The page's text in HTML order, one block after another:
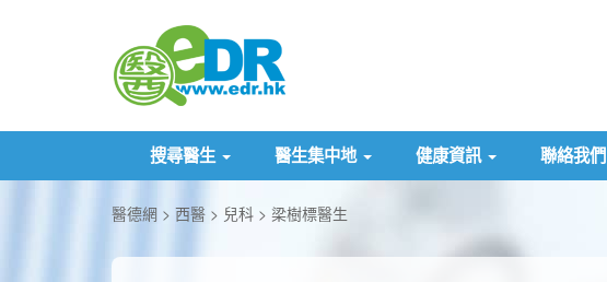
搜尋醫生 醫生集中地 健康資訊 聯絡我們
醫德網 西醫 兒科 梁樹標醫生